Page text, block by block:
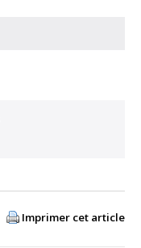
Imprimer cet article